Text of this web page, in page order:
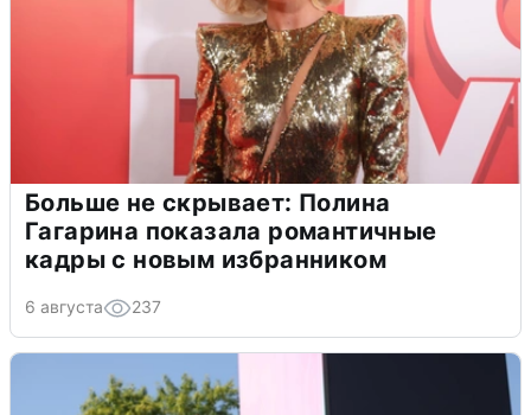
Больше не скрывает: Полина
Гагарина показала романтичные
кадры с новым избранником
6 августа 237